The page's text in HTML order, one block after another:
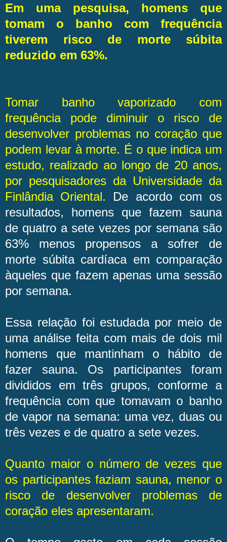
Em uma pesquisa, homens que
tomam o banho com frequência
tiverem risco de morte súbita
reduzido em 63%.
Tomar banho vaporizado com
frequência pode diminuir o risco de
desenvolver problemas no coração que
podem levar à morte. É o que indica um
estudo, realizado ao longo de 20 anos,
por pesquisadores da Universidade da
Finlândia Oriental. De acordo com os
resultados, homens que fazem sauna
de quatro a sete vezes por semana são
63% menos propensos a sofrer de
morte súbita cardíaca em comparação
àqueles que fazem apenas uma sessão
por semana.
Essa relação foi estudada por meio de
uma análise feita com mais de dois mil
homens que mantinham o hábito de
fazer sauna. Os participantes foram
divididos em três grupos, conforme a
frequência com que tomavam o banho
de vapor na semana: uma vez, duas ou
três vezes e de quatro a sete vezes.
Quanto maior o número de vezes que
os participantes faziam sauna, menor o
risco de desenvolver problemas de
coração eles apresentaram.